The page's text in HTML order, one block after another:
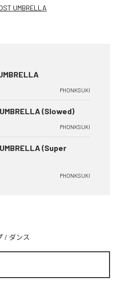
UMBRELLA
PHONKSUKI
(Slowed)
PHONKSUKI
(Super
PHONKSUKI
/ ダンス